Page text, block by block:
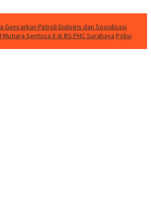
Gencarkan Patroli Dialogis dan Sosialisasi
Sentosa II di RS PHC Surabaya Polisi